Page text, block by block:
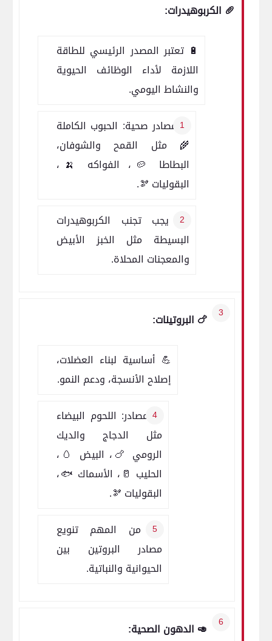
🥖 الكربوهيدرات:
🔋 تعتبر المصدر الرئيسي للطاقة
اللازمة لأداء الوظائف الحيوية
والنشاط اليومي.
✅ مصادر صحية: الحبوب الكاملة
🌾 مثل القمح والشوفان،
البطاطا 🥔، الفواكه 🍌،
البقوليات 🫘.
🚫 يجب تجنب الكربوهيدرات
البسيطة مثل الخبز الأبيض
والمعجنات المحلاة.
🍗 البروتينات:
💪 أساسية لبناء العضلات،
إصلاح الأنسجة، ودعم النمو.
✅ مصادر: اللحوم البيضاء
مثل الدجاج والديك
الرومي 🍗، البيض 🥚،
الحليب 🥛، الأسماك 🐟،
البقوليات 🫘.
💡 من المهم تنويع
مصادر البروتين بين
الحيوانية والنباتية.
🥑 الدهون الصحية: